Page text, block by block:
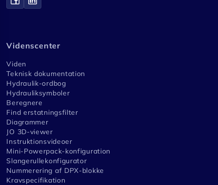
Videnscenter
Viden
Teknisk dokumentation
Hydraulik-ordbog
Hydrauliksymboler
Beregnere
Find erstatningsfilter
Diagrammer
JO 3D-viewer
Instruktionsvideoer
Mini-Powerpack-konfiguration
Slangerullekonfigurator
Nummerering af DPX-blokke
Kravspecifikation